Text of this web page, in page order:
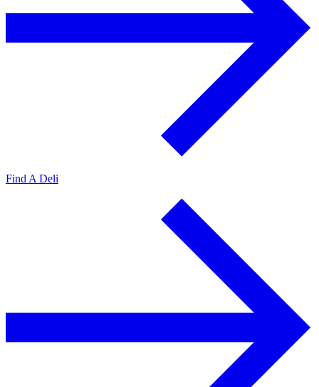
Find A Deli